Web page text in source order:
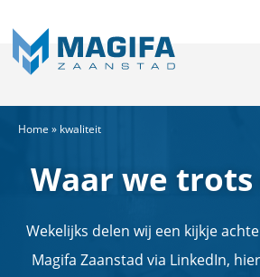
Home » kwaliteit
Waar we
Wekelijks delen wij een kijkje
Magifa Zaanstad via LinkedIn,